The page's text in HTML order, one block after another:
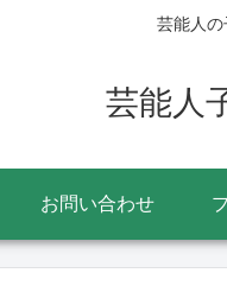
芸能人
芸能人
お問い合わせ